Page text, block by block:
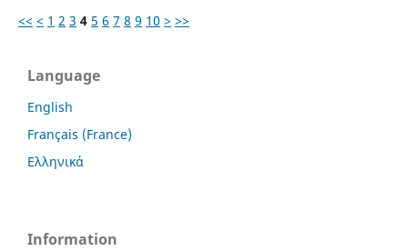
<< < 1 2 3 4 5 6 7 8 9 10 > >>
Language
English
Français (France)
Ελληνικά
Information